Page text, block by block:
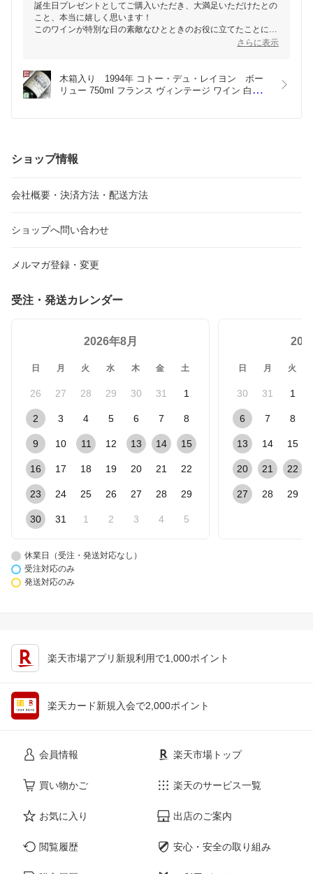
誕生日プレゼントとしてご購入いただき、大満足いただけたとの
こと、本当に嬉しく思います！
このワインが特別な日の素敵なひとときのお役に立てたことに感
さらに表示
木箱入り　1994年 コトー・デュ・レイヨン　ボー
リュー 750ml フランス ヴィンテージ ワイン 白ワイ
ショップ情報
会社概要・決済方法・配送方法
ショップへ問い合わせ
メルマガ登録・変更
受注・発送カレンダー
2026年8月
日 月 火 水 木 金 土
26 27 28 29 30 31 1
2 3 4 5 6 7 8
9 10 11 12 13 14 15
16 17 18 19 20 21 22
23 24 25 26 27 28 29
30 31 1 2 3 4 5
日 月 火
30 31 1
6 7 8
13 14 15
20 21 22
27 28 29
休業日（受注・発送対応なし）
受注対応のみ
発送対応のみ
楽天市場アプリ新規利用で1,000ポイント
楽天カード新規入会で2,000ポイント
会員情報
買い物かご
お気に入り
閲覧履歴
楽天市場トップ
楽天のサービス一覧
出店のご案内
安心・安全の取り組み